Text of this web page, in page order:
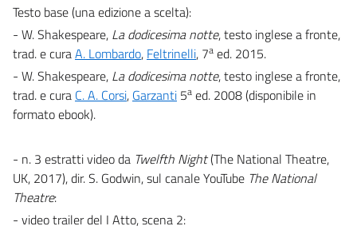
Testo base (una edizione a scelta):
- W. Shakespeare, La dodicesima notte, testo inglese a fronte,
trad. e curaA. Lombardo, Feltrinelli, 7a ed. 2015.
- W. Shakespeare, La dodicesima notte, testo inglese a fronte,
trad. e cura C. A. Corsi, Garzanti 5a ed. 2008 (disponibile in
formato ebook).
- n. 3 estratti video da Twelfth Night(The National Theatre,
UK, 2017), dir. S. Godwin, sul canale YouTube The National
Theatre:
- video trailer del I Atto, scena 2: